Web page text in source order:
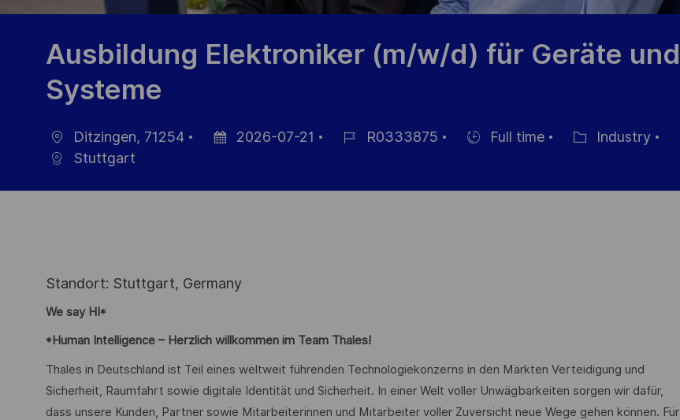
Ausbildung Elektroniker (m/w/d) für Geräte und
Systeme
Ort
Ditzingen, 71254
Veröffentlichung
2026-07-21
R0333875
Full time
Industry
Stuttgart
Standort: Stuttgart, Germany
We say HI*
*Human Intelligence – Herzlich willkommen im Team Thales!
Thales in Deutschland ist Teil eines weltweit führenden Technologiekonzerns in den Märkten Verteidigung und
Sicherheit, Raumfahrt sowie digitale Identität und Sicherheit. In einer Welt voller Unwägbarkeiten sorgen wir dafür,
dass unsere Kunden, Partner sowie Mitarbeiterinnen und Mitarbeiter voller Zuversicht neue Wege gehen können. Für